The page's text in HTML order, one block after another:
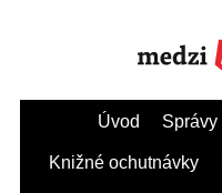
Úvod Správy
Knižné ochutnávky